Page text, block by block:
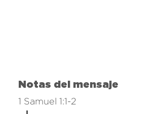
Notas del mensaje
1 Samuel 1:1-2